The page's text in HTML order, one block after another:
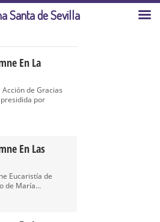
En La
de Gracias
por
En Las
Eucaristía de
de María...
Santa de Sevilla